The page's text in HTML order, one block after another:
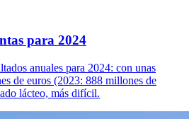
para 2024
anuales para 2024: con unas
de euros (2023: 888 millones de
lácteo, más difícil.